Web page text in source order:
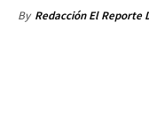
By Redacción El Reporte